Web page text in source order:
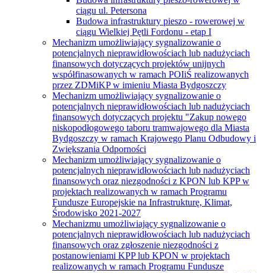
ciągu ul. Petersona
Budowa infrastruktury pieszo - rowerowej w
ciągu Wielkiej Pętli Fordonu - etap I
Mechanizm umożliwiający sygnalizowanie o
potencjalnych nieprawidłowościach lub nadużyciach
finansowych dotyczących projektów unijnych
współfinasowanych w ramach POIiŚ realizowanych
przez ZDMiKP w imieniu Miasta Bydgoszczy
Mechanizm umożliwiający sygnalizowanie o
potencjalnych nieprawidłowościach lub nadużyciach
finansowych dotyczących projektu "Zakup nowego
niskopodłogowego taboru tramwajowego dla Miasta
Bydgoszczy w ramach Krajowego Planu Odbudowy i
Zwiększania Odporności
Mechanizm umożliwiający sygnalizowanie o
potencjalnych nieprawidłowościach lub nadużyciach
finansowych oraz niezgodności z KPON lub KPP w
projektach realizowanych w ramach Programu
Fundusze Europejskie na Infrastrukturę, Klimat,
Środowisko 2021-2027
Mechanizmu umożliwiający sygnalizowanie o
potencjalnych nieprawidłowościach lub nadużyciach
finansowych oraz zgłoszenie niezgodności z
postanowieniami KPP lub KPON w projektach
realizowanych w ramach Programu Fundusze